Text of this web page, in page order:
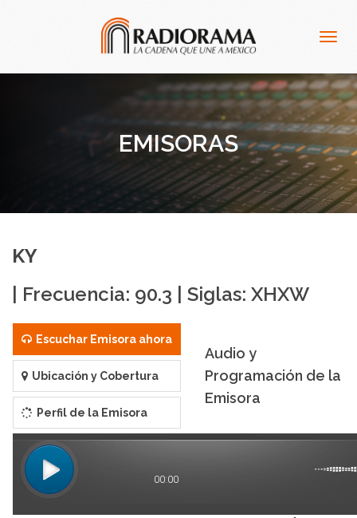
EMISORAS
KY
| Frecuencia: 90.3 | Siglas: XHXW
Escuchar Emisora ahora
Ubicación y Cobertura
Perfil de la Emisora
Audio y
Programación de la
Emisora